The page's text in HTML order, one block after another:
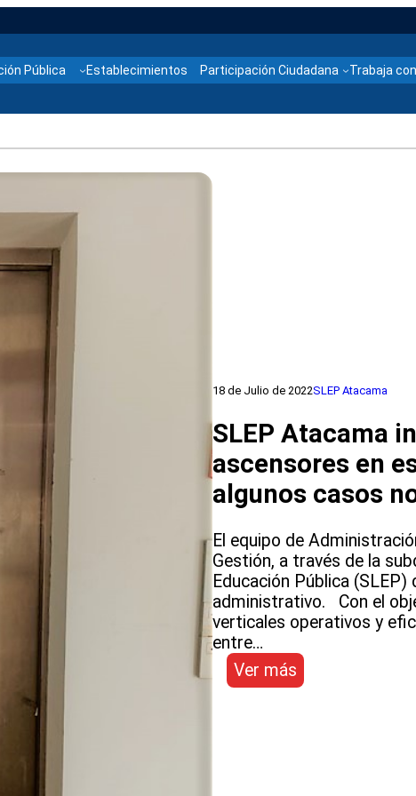
Pública Establecimientos Participación Ciudadana Trabaja
18 de Julio de 2022SLEP Atacama
SLEP Atacama
ascensores en
algunos casos
El equipo de
Gestión, a través de la
Educación Pública
administrativo. Con el
verticales operativos y
entre…
Ver más
SLEP